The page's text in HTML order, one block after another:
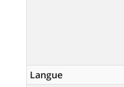
Langue